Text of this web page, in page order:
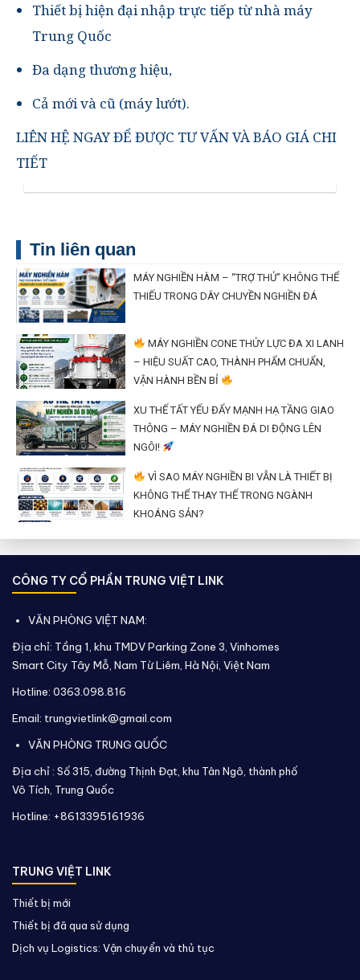
Thiết bị hiện đại nhập trực tiếp từ nhà máy
Trung Quốc
Đa dạng thương hiệu,
Cả mới và cũ (máy lướt).
LIÊN HỆ NGAY ĐỂ ĐƯỢC TƯ VẤN VÀ BÁO GIÁ CHI
TIẾT
Tin liên quan
MÁY NGHIỀN HÀM – “TRỢ THỦ” KHÔNG THỂ
THIẾU TRONG DÂY CHUYỀN NGHIỀN ĐÁ
MÁY NGHIỀN CONE THỦY LỰC ĐA XI LANH
– HIỆU SUẤT CAO, THÀNH PHẨM CHUẨN,
VẬN HÀNH BỀN BỈ
XU THẾ TẤT YẾU ĐẨY MẠNH HẠ TẦNG GIAO
THÔNG – MÁY NGHIỀN ĐÁ DI ĐỘNG LÊN
NGÔI!
VÌ SAO MÁY NGHIỀN BI VẪN LÀ THIẾT BỊ
KHÔNG THỂ THAY THẾ TRONG NGÀNH
KHOÁNG SẢN?
CÔNG TY CỔ PHẦN TRUNG VIỆT LINK
VĂN PHÒNG VIỆT NAM:
Địa chỉ: Tầng 1, khu TMDV Parking Zone 3, Vinhomes
Smart City Tây Mỗ, Nam Từ Liêm, Hà Nội, Việt Nam
Hotline: 0363.098.816
Email: trungvietlink@gmail.com
VĂN PHÒNG TRUNG QUỐC
Địa chỉ : Số 315, đường Thịnh Đạt, khu Tân Ngô, thành phố
Vô Tích, Trung Quốc
Hotline: +8613395161936
TRUNG VIỆT LINK
Thiết bị mới
Thiết bị đã qua sử dụng
Dịch vụ Logistics: Vận chuyển và thủ tục